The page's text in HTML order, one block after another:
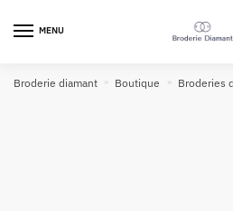
MENU
Broderie diamant » Boutique Broderies